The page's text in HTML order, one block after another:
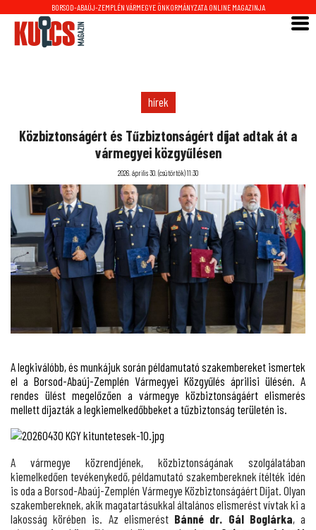
BORSOD-ABAÚJ-ZEMPLÉN VÁRMEGYE ÖNKORMÁNYZATA ONLINE MAGAZINJA
hírek
Közbiztonságért és Tűzbiztonságért díjat adtak át a
vármegyei közgyűlésen
2026. április 30. (csütörtök) 11:30
A legkiválóbb, és munkájuk során példamutató szakembereket ismertek
el a Borsod-Abaúj-Zemplén Vármegyei Közgyűlés áprilisi ülésén. A
rendes ülést megelőzően a vármegye közbiztonságáért elismerés
mellett díjazták a legkiemelkedőbbeket a tűzbiztonság területén is.
A vármegye közrendjének, közbiztonságának szolgálatában
kiemelkedően tevékenykedő, példamutató szakembereknek ítélték idén
is oda a Borsod-Abaúj-Zemplén Vármegye Közbiztonságáért Díjat. Olyan
szakembereknek, akik magatartásukkal általános elismerést vívtak ki a
lakosság körében is. Az elismerést Bánné dr. Gál Boglárka, a